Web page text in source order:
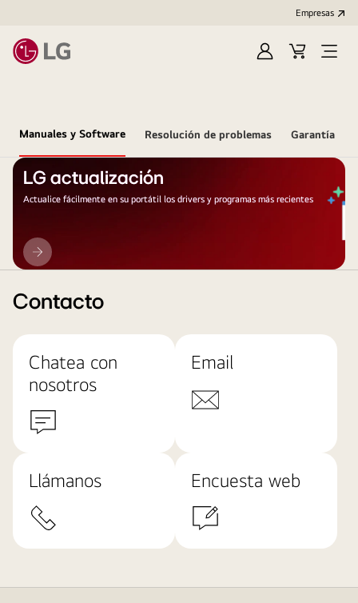
Empresas
IniciarCarritoOpen
Manuales y Software Resolución de problemas Garantía
LG actualización
Actualice fácilmente en su portátil los drivers y programas más recientes
LG
actualización
Contacto
Chatea con
nosotros
Email
Llámanos Encuesta web